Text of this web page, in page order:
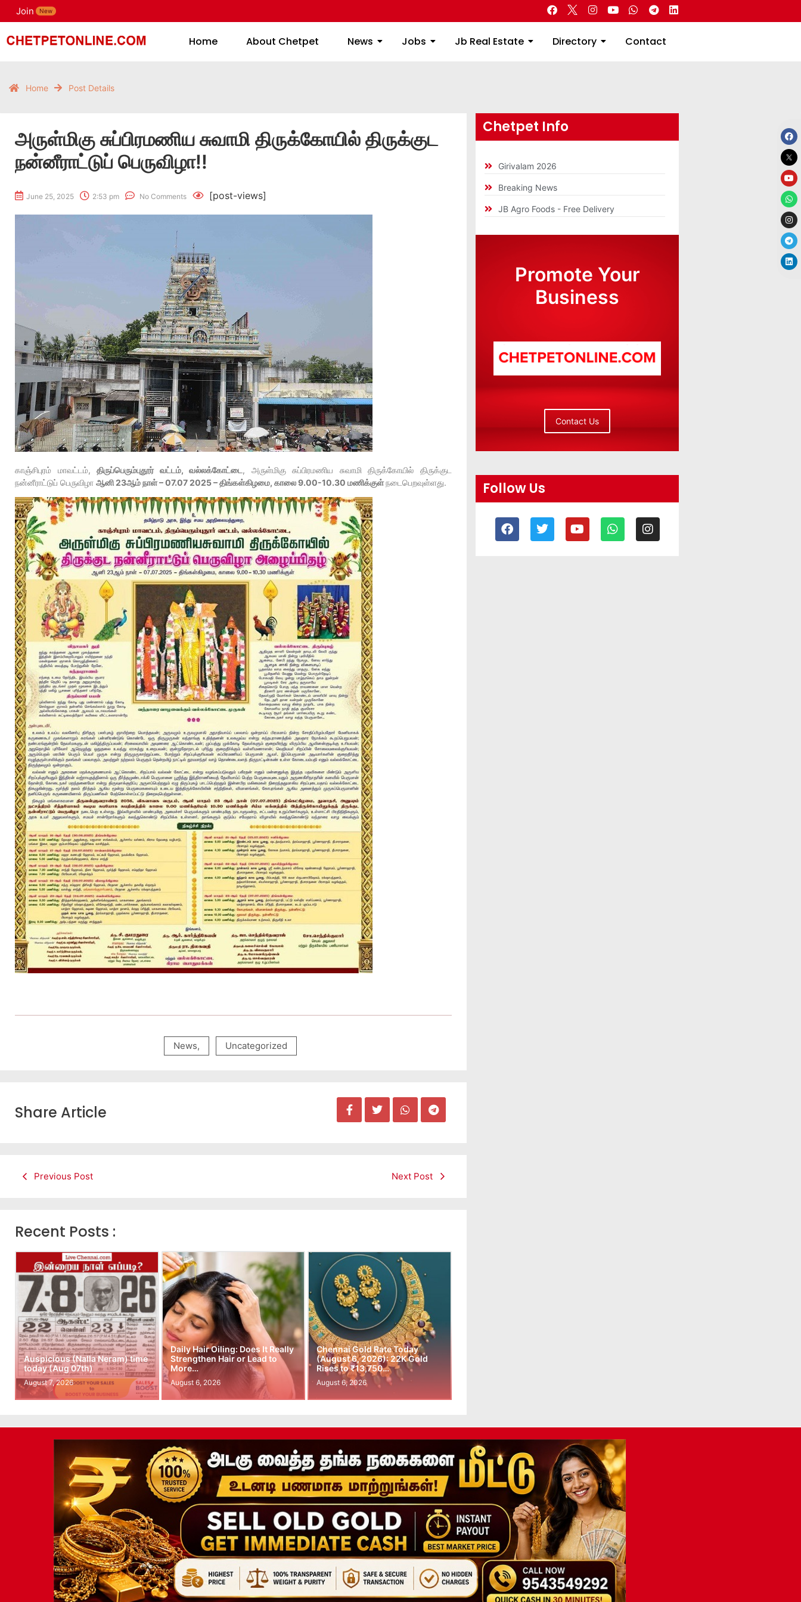
Join New
Home About Chetpet News Jobs Jb Real Estate Directory Contact
Jb Real Estate
Directory
Contact
Home Post Details
அருள்மிகு சுப்பிரமணிய சுவாமி திருக்கோயில் திருக்குட
நன்னீராட்டுப் பெருவிழா!!
June 25, 2025 2:53 pm No Comments [post-views]
காஞ்சிபுரம் மாவட்டம்,திருப்பெரும்புதூர் வட்டம், வல்லக்கோட்டை , அருள்மிகு சுப்பிரமணிய சுவாமி திருக்கோயில் திருக்குட
நன்னீராட்டுப் பெருவிழா ஆனி 23ஆம் நாள் – 07.07 2025 – திங்கள்கிழமை, காலை 9.00-10.30 மணிக்குள்நடைபெறவுள்ளது.
News, Uncategorized
Share Article
Previous Post Next Post
Recent Posts :
Auspicious (Nalla Neram) time
today (Aug 07th)
August 7, 2026
Daily Hair Oiling: Does It Really
Strengthen Hair or Lead to
More…
August 6, 2026
Chennai Gold Rate Today
(August 6, 2026): 22K Gold
Rises to ₹13,750…
August 6, 2026
Chetpet Info
Girivalam 2026
Breaking News
JB Agro Foods - Free Delivery
Promote Your
Business
Contact Us
Follow Us